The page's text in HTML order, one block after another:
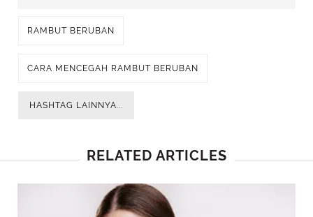
RAMBUT BERUBAN
CARA MENCEGAH RAMBUT BERUBAN
HASHTAG LAINNYA...
RELATED ARTICLES